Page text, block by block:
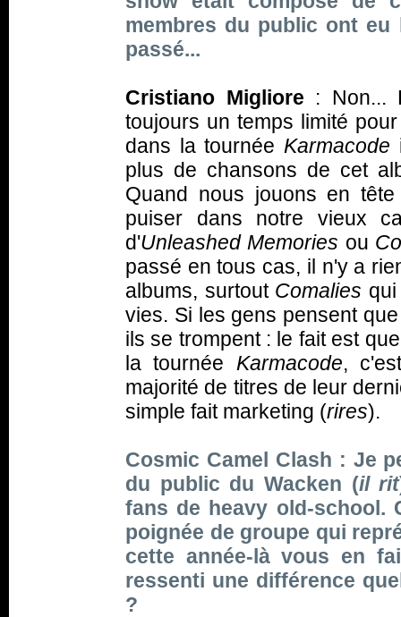
membres du public ont
passé...
Cristiano Migliore : Non...
toujours un temps limité
dans la tournée Karmacode
plus de chansons de cet
Quand nous jouons en
puiser dans notre vieux
d'Unleashed Memories ou
passé en tous cas, il n'y a
albums, surtout Comalies
vies. Si les gens pensent
ils se trompent : le fait est
la tournée Karmacode,
majorité de titres de leur
simple fait marketing (rires).
Cosmic Camel Clash : Je
du public du Wacken (il rit
fans de heavy old-school.
poignée de groupe qui
cette année-là vous en
ressenti une différence
?